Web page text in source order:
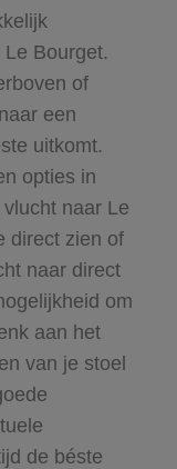
Bourget.
of
een
uitkomt.
opties in
naar Le
direct zien of
naar direct
om
aan het
van je stoel
de béste